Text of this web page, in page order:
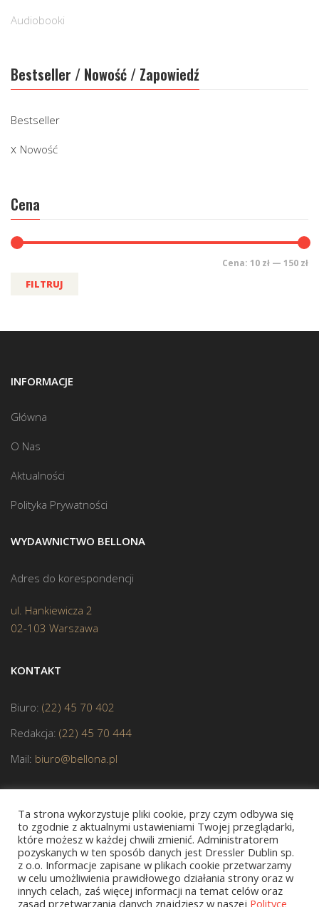
Audiobooki
Bestseller / Nowość / Zapowiedź
Bestseller
Nowość
Cena
FILTRUJ
Cena: 10 zł — 150 zł
INFORMACJE
Główna
O Nas
Aktualności
Polityka Prywatności
WYDAWNICTWO BELLONA
Adres do korespondencji
ul. Hankiewicza 2
02-103 Warszawa
KONTAKT
Biuro: (22) 45 70 402
Redakcja: (22) 45 70 444
Mail: biuro@bellona.pl
JESTEŚMY CZŁONKIEM POLSKIEJ IZBY KSIĄŻKI
Ta strona wykorzystuje pliki cookie, przy czym odbywa się
to zgodnie z aktualnymi ustawieniami Twojej przeglądarki,
które możesz w każdej chwili zmienić. Administratorem
pozyskanych w ten sposób danych jest Dressler Dublin sp.
z o.o. Informacje zapisane w plikach cookie przetwarzamy
w celu umożliwienia prawidłowego działania strony oraz w
innych celach, zaś więcej informacji na temat celów oraz
zasad przetwarzania danych znajdziesz w naszej Polityce